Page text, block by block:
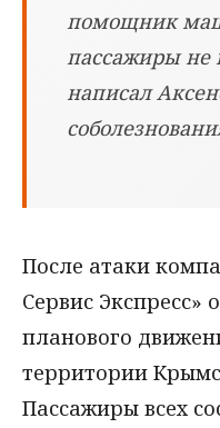
помощник
пассажиры не
написал
После атаки
Сервис Экспресс»
планового
территории
Пассажиры всех